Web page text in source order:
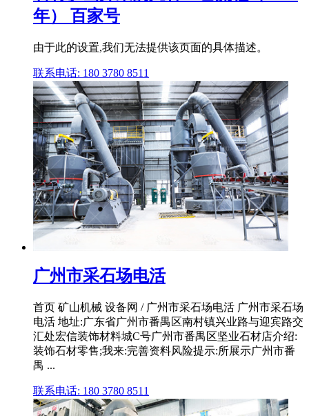
年） 百家号
由于此的设置,我们无法提供该页面的具体描述。
联系电话: 180 3780 8511
广州市采石场电活
首页 矿山机械 设备网 / 广州市采石场电活 广州市采石场
电活 地址:广东省广州市番禺区南村镇兴业路与迎宾路交
汇处宏信装饰材料城C号广州市番禺区坚业石材店介绍:
装饰石材零售;我来:完善资料风险提示:所展示广州市番
禺 ...
联系电话: 180 3780 8511